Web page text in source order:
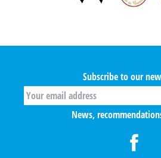
Subscribe to our
News,